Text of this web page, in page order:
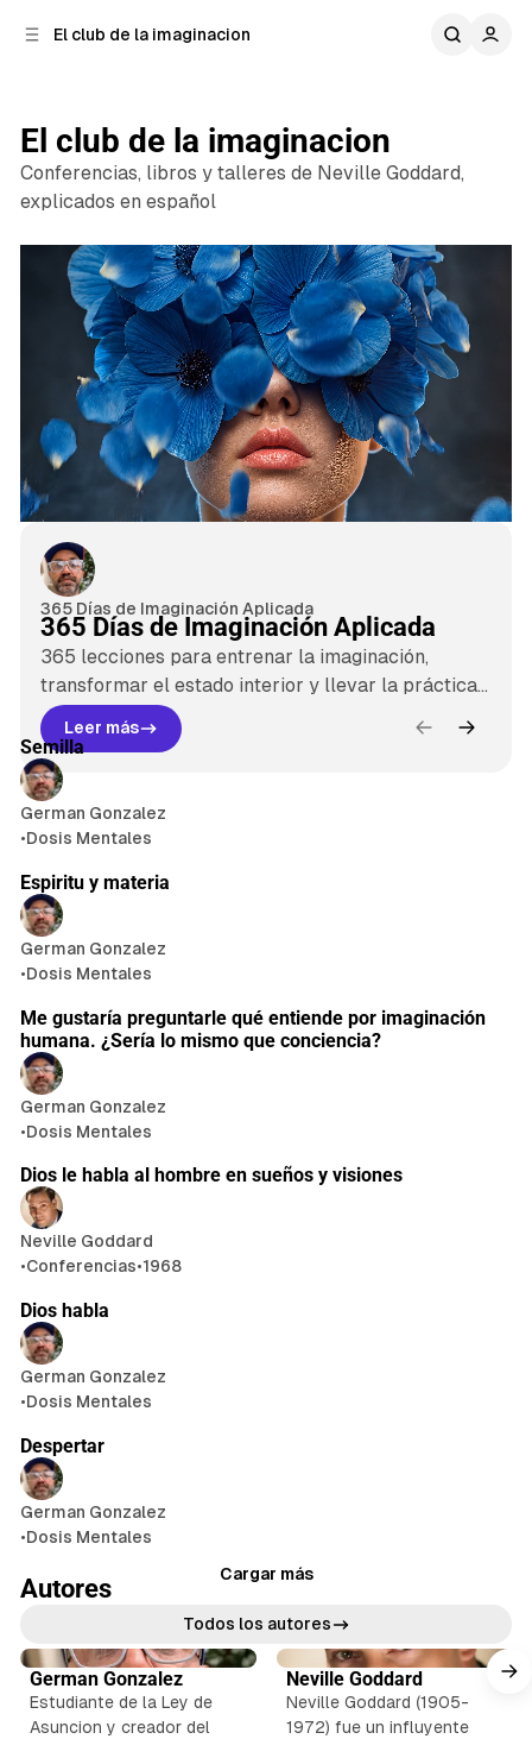
El club de la imaginacion
El club de la imaginacion
Conferencias, libros y talleres de Neville Goddard,
explicados en español
d
o
s
1 min de lectura
365 Días de Imaginación Aplicada
365 Días de Imaginación Aplicada
365 lecciones para entrenar la imaginación,
transformar el estado interior y llevar la práctica
al amor, el dinero, la salud y la vida cotidiana.
3
D
í
s
I
a
g
a
c
ó
A
p
d
a
Leer más
Semilla
German Gonzalez
•Dosis Mentales
Espiritu y materia
German Gonzalez
•Dosis Mentales
Me gustaría preguntarle qué entiende por imaginación
humana. ¿Sería lo mismo que conciencia?
German Gonzalez
•Dosis Mentales
Dios le habla al hombre en sueños y visiones
Neville Goddard
•Conferencias•1968
Dios habla
German Gonzalez
•Dosis Mentales
Despertar
German Gonzalez
•Dosis Mentales
Cargar más
Autores
Todos los autores
German Gonzalez
Estudiante de la Ley de
Asuncion y creador del
Neville Goddard
Neville Goddard (1905-
1972) fue un influyente